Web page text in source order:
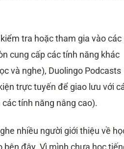
tra hoặc tham gia vào các
cung cấp các tính năng khác
và nghe), Duolingo Podcasts
trực tuyến để giao lưu với
tính năng nâng cao).
nhiều người giới thiệu về
đây. Vì mình chưa học